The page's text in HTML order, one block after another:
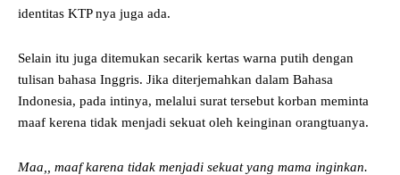
identitas KTP nya juga ada.
Selain itu juga ditemukan secarik kertas warna putih dengan
tulisan bahasa Inggris. Jika diterjemahkan dalam Bahasa
Indonesia, pada intinya, melalui surat tersebut korban meminta
maaf kerena tidak menjadi sekuat oleh keinginan orangtuanya.
Maa,, maaf karena tidak menjadi sekuat yang mama inginkan.